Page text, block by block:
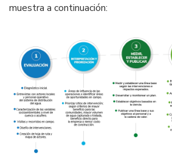
muestra a continuación: